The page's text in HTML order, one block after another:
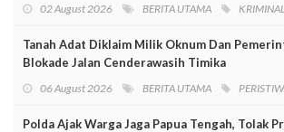
02 August 2026 BERITA UTAMA KRIMINAL
Tanah Adat Diklaim Milik Oknum Dan
Blokade Jalan Cenderawasih Timika
06 August 2026 BERITA UTAMA
Polda Ajak Warga Jaga Papua Tengah, Tolak